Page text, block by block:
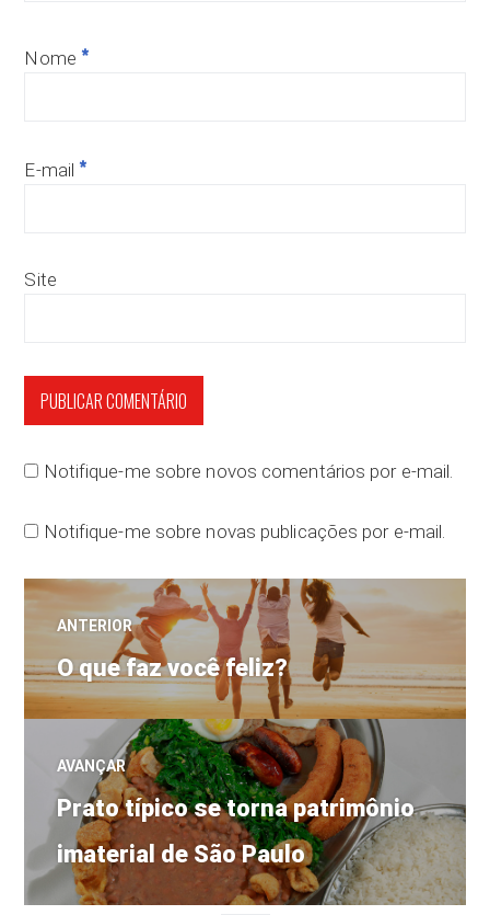
Nome *
E-mail *
Site
Notifique-me sobre novos comentários por e-mail.
Notifique-me sobre novas publicações por e-mail.
Navegação
de
Post
ANTERIOR
Post
anterior:
O que faz você feliz?
AVANÇAR
Próximo
post:
Prato típico se torna patrimônio
imaterial de São Paulo